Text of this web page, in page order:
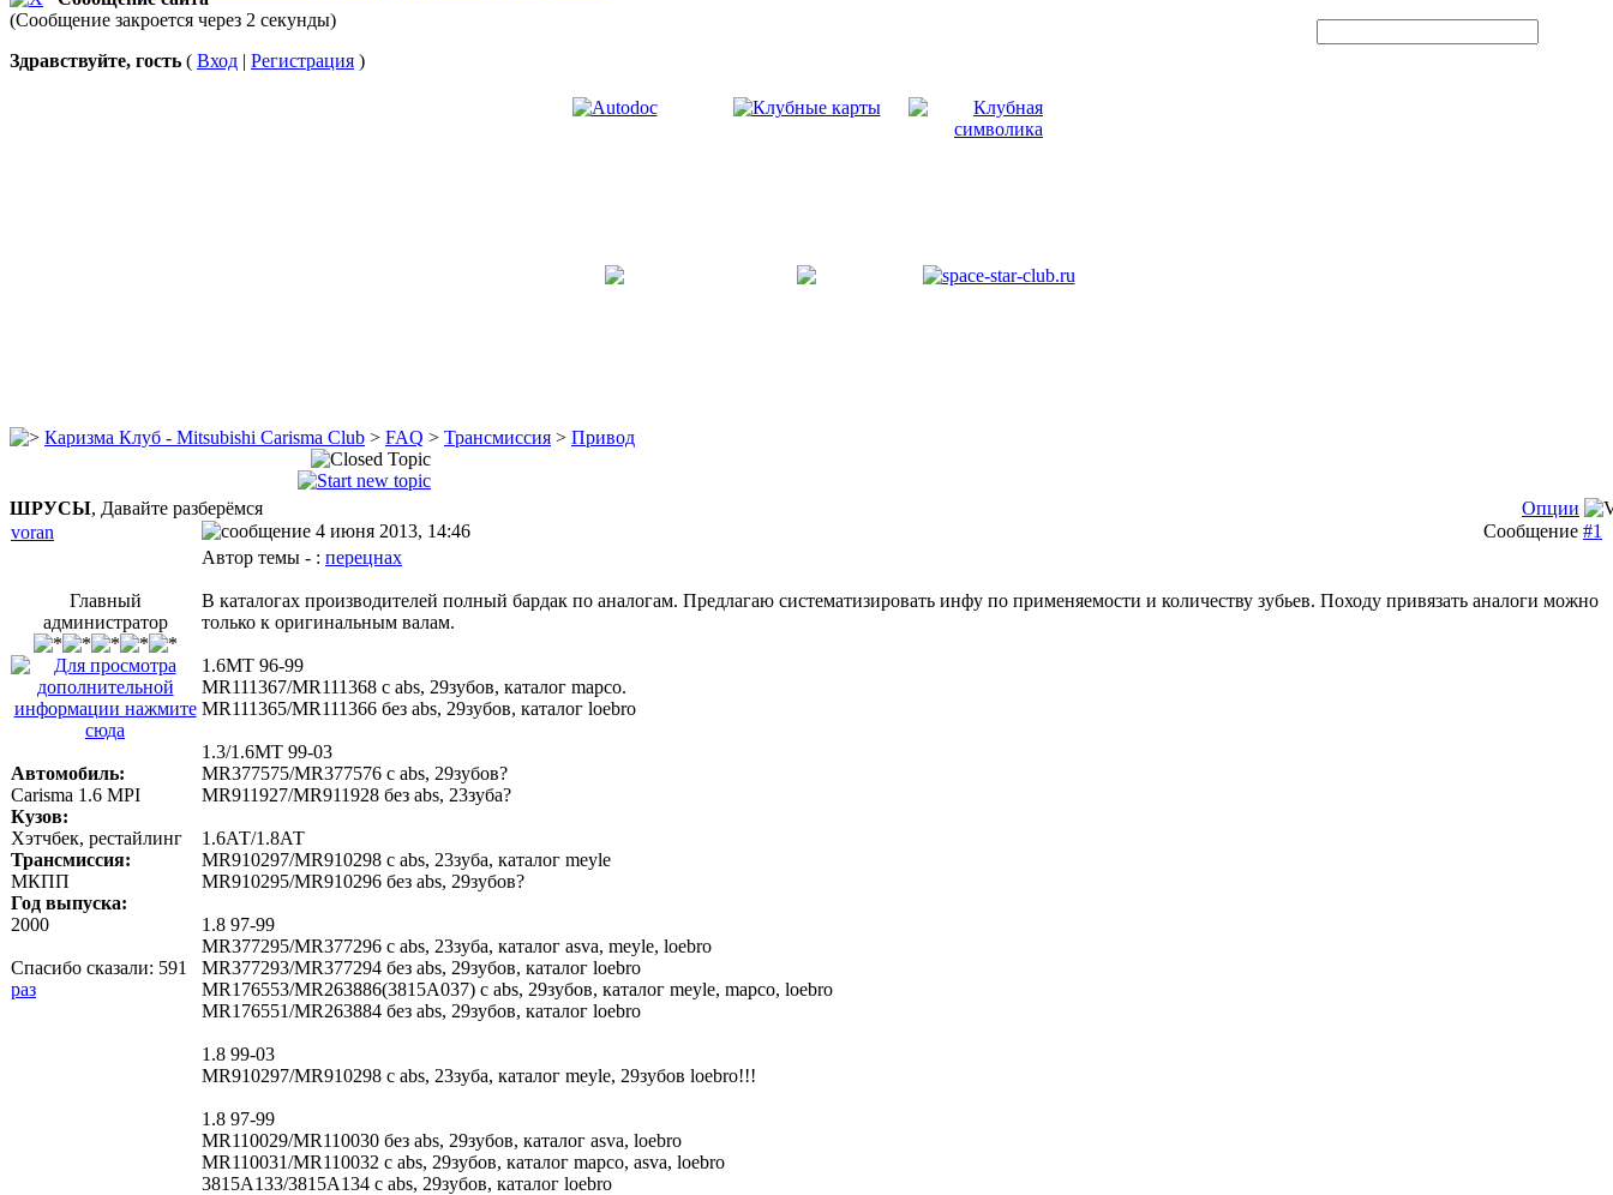
(Сообщение закроется через 2 секунды)
Здравствуйте, гость ( Вход | Регистрация )
Каризма Клуб - Mitsubishi Carisma Club > FAQ > Трансмиссия > Привод
ШРУСЫ, Давайте разберёмся
Опции
voran
4 июня 2013, 14:46 Сообщение #1
Главный
администратор
Автомобиль:
Carisma 1.6 MPI
Кузов:
Хэтчбек, рестайлинг
Трансмиссия:
МКПП
Год выпуска:
2000
Спасибо сказали: 591
раз
Автор темы - : перецнах
В каталогах производителей полный бардак по аналогам. Предлагаю систематизировать инфу по применяемости и количеству зубьев. Походу привязать аналоги можно
только к оригинальным валам.
1.6MT 96-99
MR111367/MR111368 с abs, 29зубов, каталог mapco.
MR111365/MR111366 без abs, 29зубов, каталог loebro
1.3/1.6МТ 99-03
MR377575/MR377576 с abs, 29зубов?
MR911927/MR911928 без abs, 23зуба?
1.6АТ/1.8АТ
MR910297/MR910298 с abs, 23зуба, каталог meyle
MR910295/MR910296 без abs, 29зубов?
1.8 97-99
MR377295/MR377296 с abs, 23зуба, каталог asva, meyle, loebro
MR377293/MR377294 без abs, 29зубов, каталог loebro
MR176553/MR263886(3815A037) с abs, 29зубов, каталог meyle, mapco, loebro
MR176551/MR263884 без abs, 29зубов, каталог loebro
1.8 99-03
MR910297/MR910298 с abs, 23зуба, каталог meyle, 29зубов loebro!!!
1.8 97-99
MR110029/MR110030 без abs, 29зубов, каталог asva, loebro
MR110031/MR110032 с abs, 29зубов, каталог mapco, asva, loebro
3815A133/3815A134 с abs, 29зубов, каталог loebro